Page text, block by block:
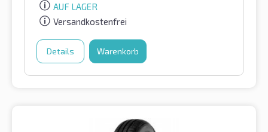
AUF LAGER
Versandkostenfrei
Details Warenkorb